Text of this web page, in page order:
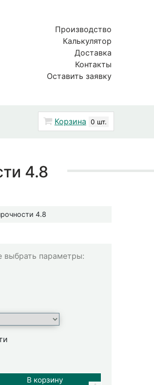
Производство
Калькулятор
Доставка
Контакты
Оставить заявку
Корзина 0 шт.
4.8
4.8
параметры: